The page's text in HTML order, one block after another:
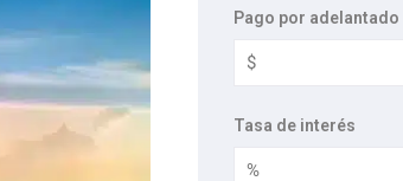
Pago por adelantado
Tasa de interés